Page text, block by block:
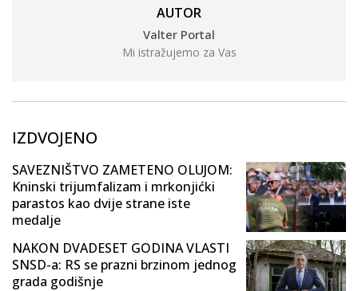
AUTOR
Valter Portal
Mi istražujemo za Vas
IZDVOJENO
SAVEZNIŠTVO ZAMETENO OLUJOM:
Kninski trijumfalizam i mrkonjićki
parastos kao dvije strane iste
medalje
NAKON DVADESET GODINA VLASTI
SNSD-a: RS se prazni brzinom jednog
grada godišnje